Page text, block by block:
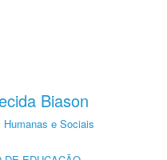
Biason
e Sociais